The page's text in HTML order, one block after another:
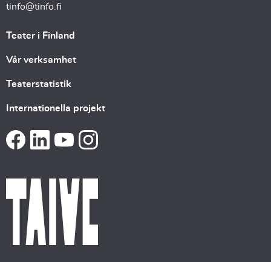
tinfo@tinfo.fi
Teater i Finland
Vår verksamhet
Teaterstatistik
Internationella projekt